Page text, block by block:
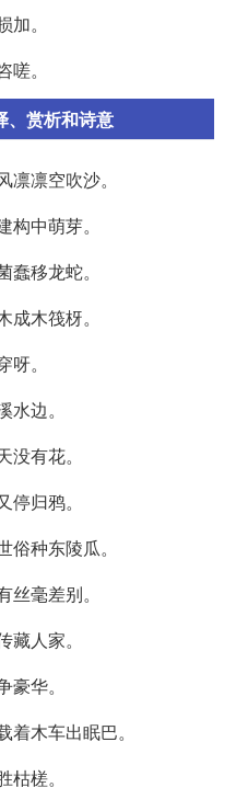
。
。
、赏析和诗意
凛空吹沙。
中萌芽。
移龙蛇。
木筏枒。
。
边。
有花。
归鸦。
种东陵瓜。
毫差别。
人家。
华。
木车出眠巴。
槎。